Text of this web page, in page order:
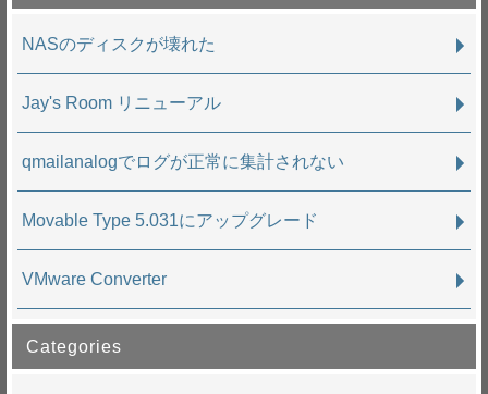
NASのディスクが壊れた
Jay's Room リニューアル
qmailanalogでログが正常に集計されない
Movable Type 5.031にアップグレード
VMware Converter
Categories